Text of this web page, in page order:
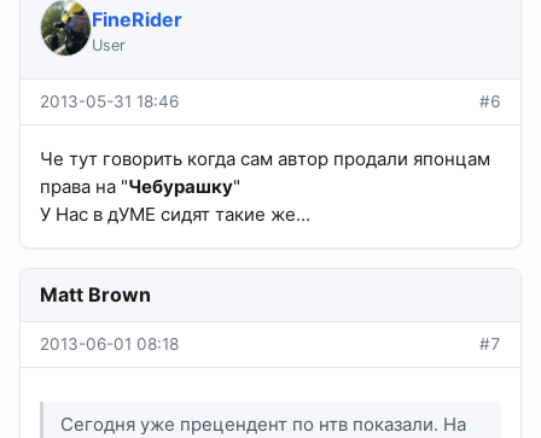
FineRider
User
2013-05-31 18:46 #6
Че тут говорить когда сам автор продали японцам
права на "Чебурашку"
У Нас в дУМЕ сидят такие же...
Matt Brown
2013-06-01 08:18 #7
Сегодня уже прецендент по нтв показали. На